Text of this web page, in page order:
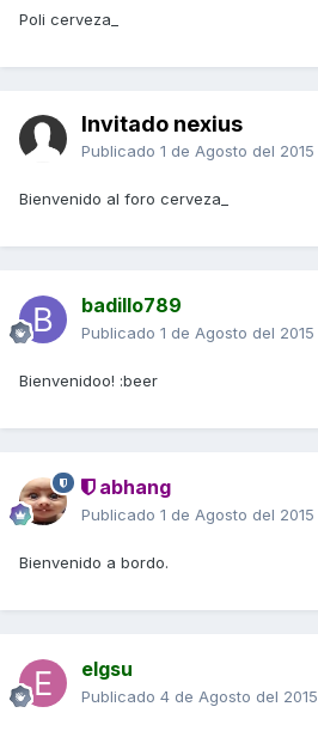
Poli cerveza_
Invitado nexius
Publicado 1 de Agosto del 2015
Bienvenido al foro cerveza_
badillo789
Publicado 1 de Agosto del 2015
Bienvenidoo! :beer
abhang
Publicado 1 de Agosto del 2015
Bienvenido a bordo.
elgsu
Publicado 4 de Agosto del 2015